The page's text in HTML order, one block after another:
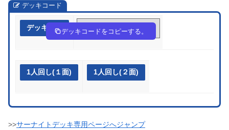
デッキコード
デッキ作成 PnnLg6-tNnlhf-nnLn9Q
デッキコードをコピーする。
1人回し(１面) 1人回し(２面)
>>サーナイトデッキ専用ページへジャンプ